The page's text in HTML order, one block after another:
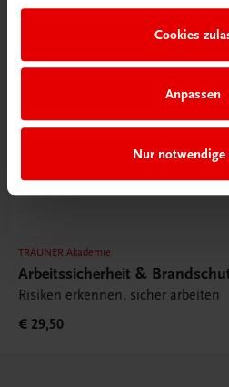
Cookies
Anpassen
Nur notwendige
TRAUNER Akademie
Arbeitssicherheit &
Risiken erkennen, sicher arbeiten
€ 29,50